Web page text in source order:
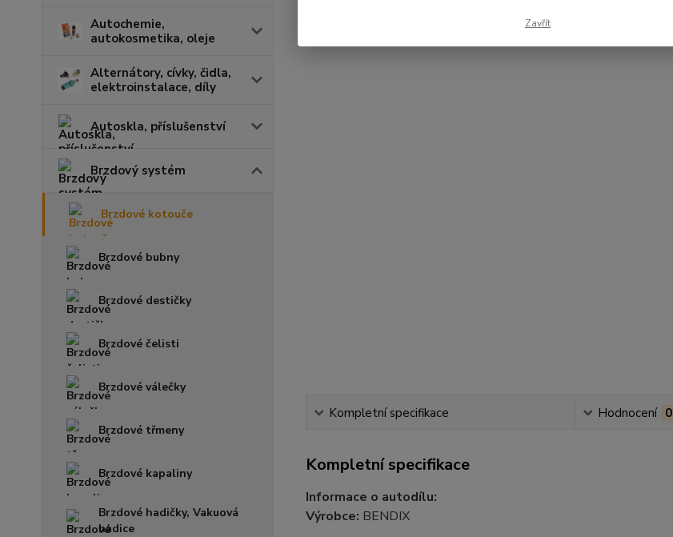
Autochemie,
autokosmetika, oleje
Alternátory, cívky, čidla,
elektroinstalace, díly
Autoskla, příslušenství
Brzdový systém
Brzdové kotouče
Brzdové bubny
Brzdové destičky
Brzdové čelisti
Brzdové válečky
Brzdové třmeny
Brzdové kapaliny
Brzdové hadičky, Vakuová
hadice
Kompletní specifikace Hodnocení 0
Kompletní specifikace
Informace o autodílu:
Výrobce: BENDIX
Zavřít